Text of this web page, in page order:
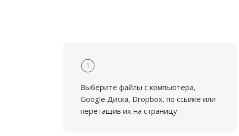
1
Выберите файлы с компьютера,
Google Диска, Dropbox, по ссылке или
перетащив их на страницу.